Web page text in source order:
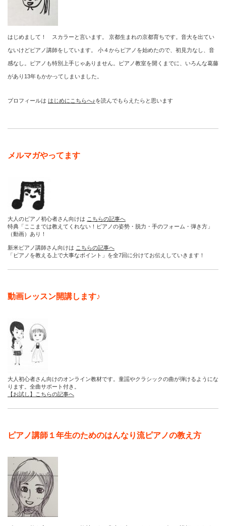
はじめまして！ スカラーと言います。 京都生まれの京都育ちです。音大を出てい
ないけどピアノ講師をしています。 小４からピアノを始めたので、初見力なし、音
感なし。ピアノも特別上手じゃありません。ピアノ教室を開くまでに、いろんな葛藤
があり13年もかかってしまいました。
プロフィールは はじめにこちらへ♪を読んでもらえたらと思います
メルマガやってます
大人のピアノ初心者さん向けは こちらの記事へ
特典「ここまでは教えてくれない！ピアノの姿勢・脱力・手のフォーム・弾き方」
（動画）あり！
新米ピアノ講師さん向けは こちらの記事へ
「ピアノを教える上で大事なポイント」を全7回に分けてお伝えしていきます！
動画レッスン開講します♪
大人初心者さん向けのオンライン教材です。童謡やクラシックの曲が弾けるようにな
ります。全曲サポート付き。
【お試し】こちらの記事へ
ピアノ講師１年生のためのはんなり流ピアノの教え方